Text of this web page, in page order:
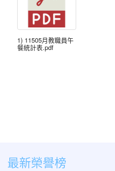
1) 11505月教職員午
餐統計表.pdf
最新榮譽榜